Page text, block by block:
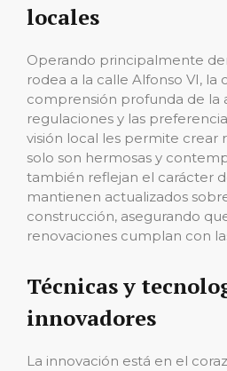
locales
Operando principalmente
rodea a la calle Alfonso VI,
comprensión profunda de la
regulaciones y las
visión local les permite crear
solo son hermosas y
también reflejan el carácter
mantienen actualizados
construcción, asegurando
renovaciones cumplan con
Técnicas y
innovadores
La innovación está en el